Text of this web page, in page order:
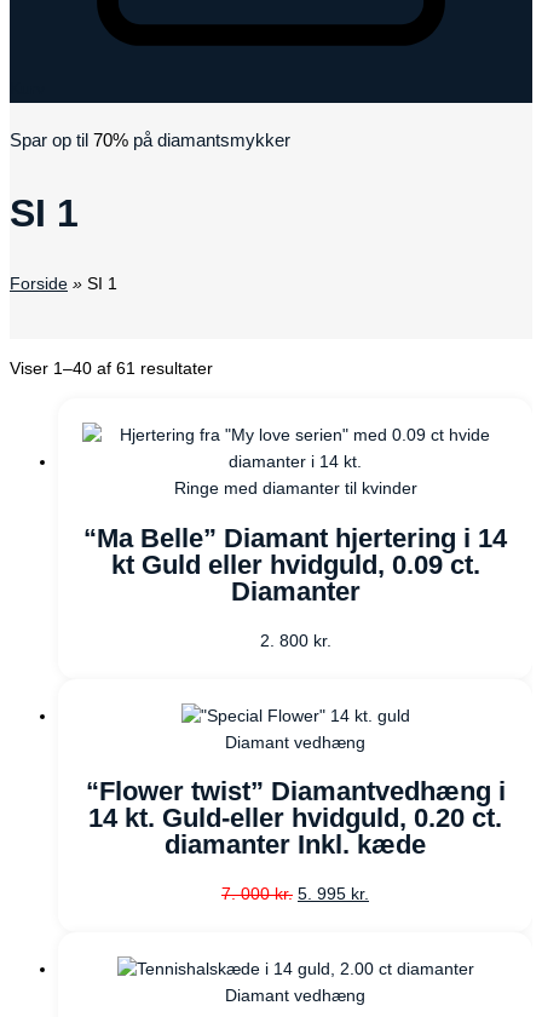
Spar op til 70% på diamantsmykker
SI 1
Forside » SI 1
Viser 1–40 af 61 resultater
Ringe med diamanter til kvinder
“Ma Belle” Diamant hjertering i 14
kt Guld eller hvidguld, 0.09 ct.
Diamanter
2. 800 kr.
Diamant vedhæng
“Flower twist” Diamantvedhæng i
14 kt. Guld-eller hvidguld, 0.20 ct.
diamanter Inkl. kæde
7. 000kr. 5. 995 kr.
Diamant vedhæng